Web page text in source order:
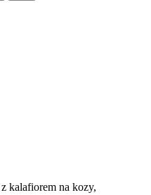
kalafiorem na kozy,